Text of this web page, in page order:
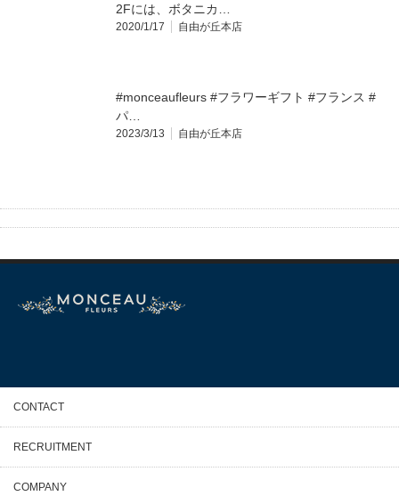
2Fには、ボタニカ…
2020/1/17 自由が丘本店
#monceaufleurs #フラワーギフト #フランス #
パ…
2023/3/13 自由が丘本店
CONTACT
RECRUITMENT
COMPANY